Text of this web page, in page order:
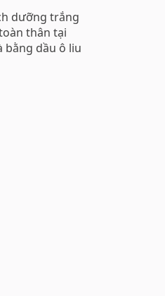
dưỡng trắng
thân tại
bằng dầu ô liu